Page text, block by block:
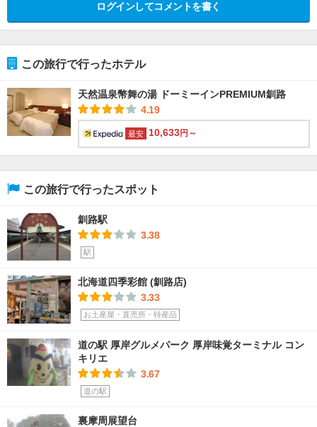
ログインしてコメントを書く
この旅行で行ったホテル
天然温泉幣舞の湯 ドーミーインPREMIUM釧路
4.19
最安 10,633円～
この旅行で行ったスポット
釧路駅
3.38
駅
北海道四季彩館 (釧路店)
3.33
お土産屋・直売所・特産品
道の駅 厚岸グルメパーク 厚岸味覚ターミナル コン
キリエ
3.67
道の駅
裏摩周展望台